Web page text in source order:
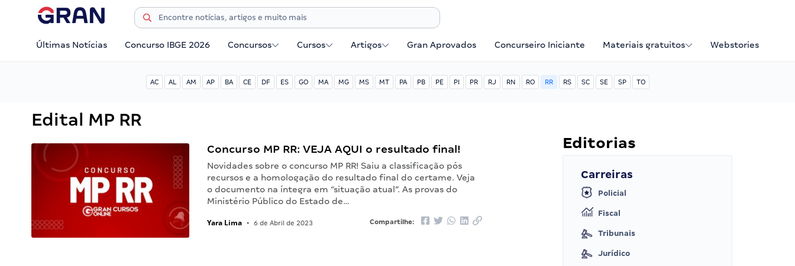
Últimas Notícias Concurso IBGE 2026 Concursos Cursos Artigos Gran Aprovados Concurseiro Iniciante Materiais gratuitos Webstories
AC AL AM AP BA CE DF ES GO MA MG MS MT PA PB PE PI PR RJ RN RO RR RS SC SE SP TO
Edital MP RR
Concurso MP RR: VEJA AQUI o resultado final!
Novidades sobre o concurso MP RR! Saiu a classificação pós
recursos e a homologação do resultado final do certame. Veja
o documento na íntegra em “situação atual”. As provas do
Ministério Público do Estado de…
Yara Lima • 6 de Abril de 2023 Compartilhe:
Editorias
Carreiras
Policial
Fiscal
Tribunais
Jurídico